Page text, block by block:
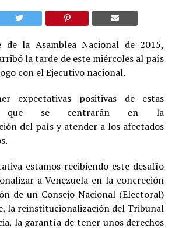
de la Asamblea Nacional de 2015,
la tarde de este miércoles al país
con el Ejecutivo nacional.
expectativas positivas de estas
que se centrarán en la
del país y atender a los afectados
estamos recibiendo este desafío
a Venezuela en la concreción
de un Consejo Nacional (Electoral)
la reinstitucionalización del Tribunal
la garantía de tener unos derechos